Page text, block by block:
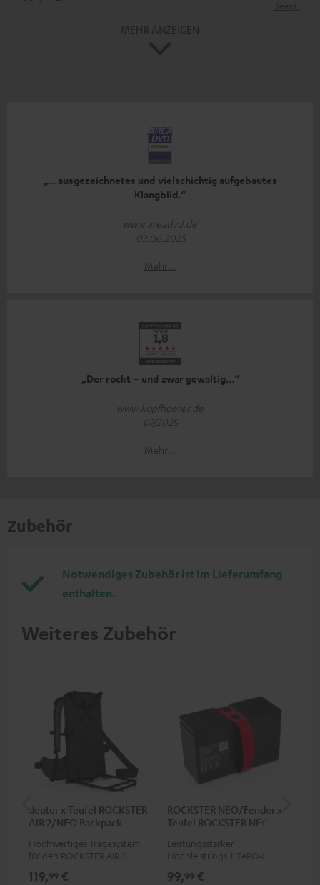
„…ausgezeichnetes und vielschichtig aufgebautes
Klangbild.“
www.areadvd.de
03.06.2025
Mehr...
„Der rockt – und zwar gewaltig…“
www.kopfhoerer.de
07/2025
Mehr...
Zubehör
Notwendiges Zubehör ist im Lieferumfang
enthalten.
Weiteres Zubehör
deuter x Teufel ROCKSTER
AIR 2/NEO Backpack
Hochwertiges Tragesystem
für den ROCKSTER AIR 2,
2, ROCKSTER NEO und
119,99 €
ROCKSTER NEO/Fender x
Teufel ROCKSTER NEO
Leistungsstarker
Hochleistungs-LiFePO4-Akku
ROCKSTER NEO und Fender x
99,99 €